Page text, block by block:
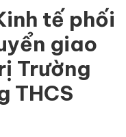
tế phối
giao
Trường
THCS